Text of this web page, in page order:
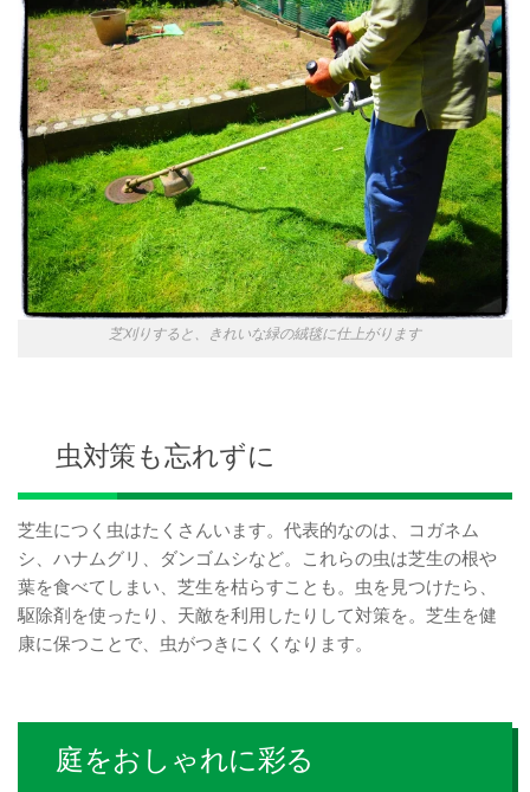
芝刈りすると、きれいな緑の絨毯に仕上がります
虫対策も忘れずに
芝生につく虫はたくさんいます。代表的なのは、コガネム
シ、ハナムグリ、ダンゴムシなど。これらの虫は芝生の根や
葉を食べてしまい、芝生を枯らすことも。虫を見つけたら、
駆除剤を使ったり、天敵を利用したりして対策を。芝生を健
康に保つことで、虫がつきにくくなります。
庭をおしゃれに彩る